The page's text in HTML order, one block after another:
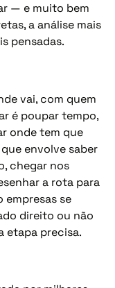
— e muito bem
a análise mais
pensadas.
vai, com quem
é poupar tempo,
onde tem que
envolve saber
chegar nos
a rota para
empresas se
direito ou não
etapa precisa.